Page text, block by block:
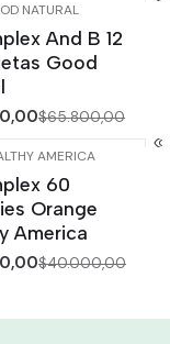
NATURAL
And B 12
Good
$65.800,00
AMERICA
60
Orange
America
$40.000,00